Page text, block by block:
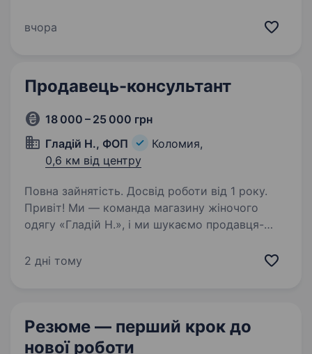
для сну, запрошує в свою команду продавця-
вчора
Продавець-консультант
18 000 – 25 000 грн
Гладій Н., ФОП
Коломия,
0,6 км від центру
Повна зайнятість. Досвід роботи від 1 року.
Привіт! Ми — команда магазину жіночого
одягу «Гладій Н.», і ми шукаємо продавця-
колективне середовище в місті Коломия.
2 дні тому
Резюме — перший крок до
нової роботи